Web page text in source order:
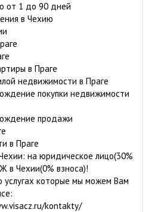
от 1 до 90 дней
в Чехию
в Праге
недвижимости в Праге
покупки недвижимости
продажи
в Праге
на юридическое лицо(30%
в Чехии(0% взноса)!
которые мы можем Вам
kontakty/